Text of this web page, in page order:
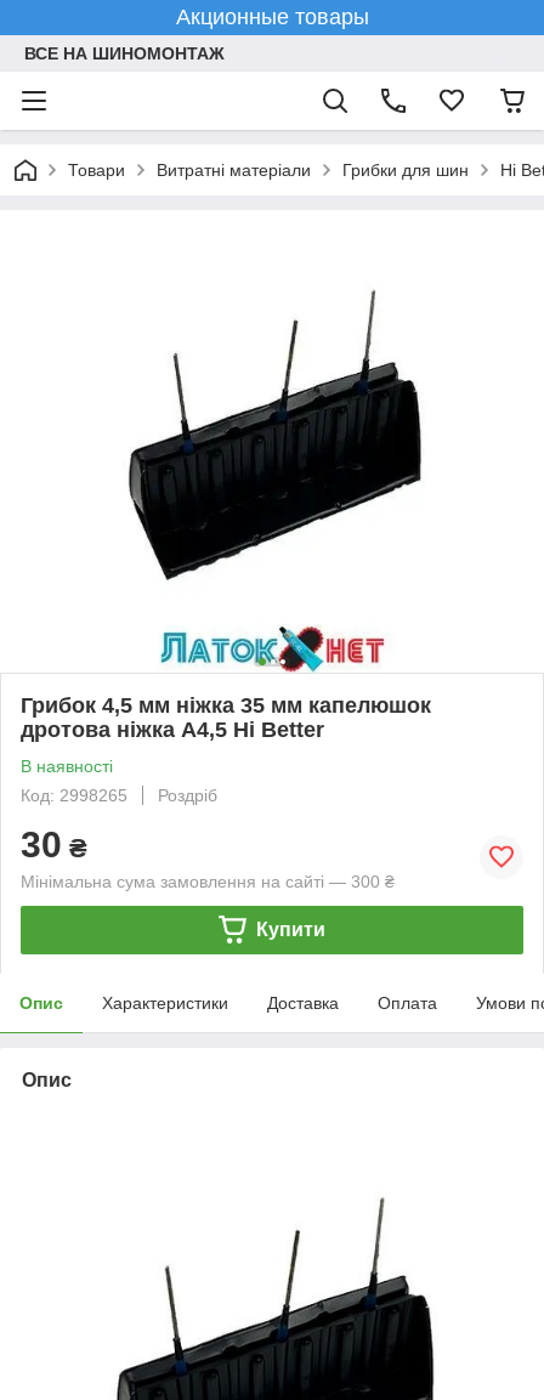
Акционные товары
ВСЕ НА ШИНОМОНТАЖ
Товари Витратні матеріали Грибки для шин Hi
Грибок 4,5 мм ніжка 35 мм капелюшок
дротова ніжка А4,5 Hi Better
В наявності
Код: 2998265
Роздріб
30 ₴
Мінімальна сума замовлення на сайті — 300 ₴
Купити
Опис Характеристики Доставка Оплата Умови
Опис